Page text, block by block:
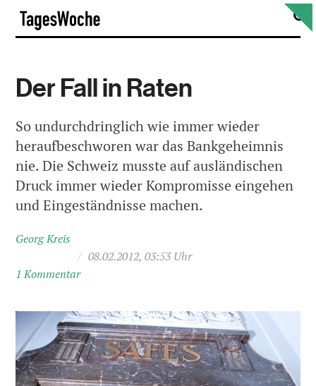
Skip
content
Der Fall in Raten
So undurchdringlich wie immer wieder
heraufbeschworen war das Bankgeheimnis
nie. Die Schweiz musste auf ausländischen
Druck immer wieder Kompromisse eingehen
und Eingeständnisse machen.
Georg Kreis
/ 08.02.2012, 03:53 Uhr
1 Kommentar